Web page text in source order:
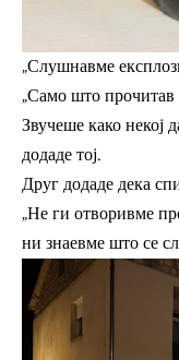
„Слушнавме
„Само што прочитав
Звучеше како некој
додаде тој.
Друг додаде дека
„Не ги отворивме
ни знаевме што се